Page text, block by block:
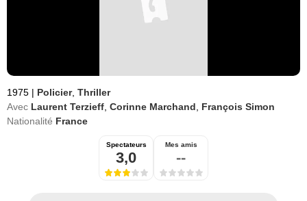
1975 | Policier, Thriller
Avec Laurent Terzieff Corinne Marchand
François Simon
Nationalité France
Spectateurs
3,0
Mes amis
--